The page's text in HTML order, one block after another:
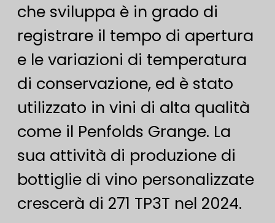
che sviluppa è in grado di
registrare il tempo di apertura
e le variazioni di temperatura
di conservazione, ed è stato
utilizzato in vini di alta qualità
come il Penfolds Grange. La
sua attività di produzione di
bottiglie di vino personalizzate
crescerà di 271 TP3T nel 2024.